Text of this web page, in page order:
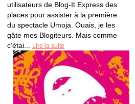
utilisateurs de Blog-It Express des
places pour assister à la première
du spectacle Umoja. Ouais, je les
gâte mes Blogiteurs. Mais comme
c’étai...
Lire la suite